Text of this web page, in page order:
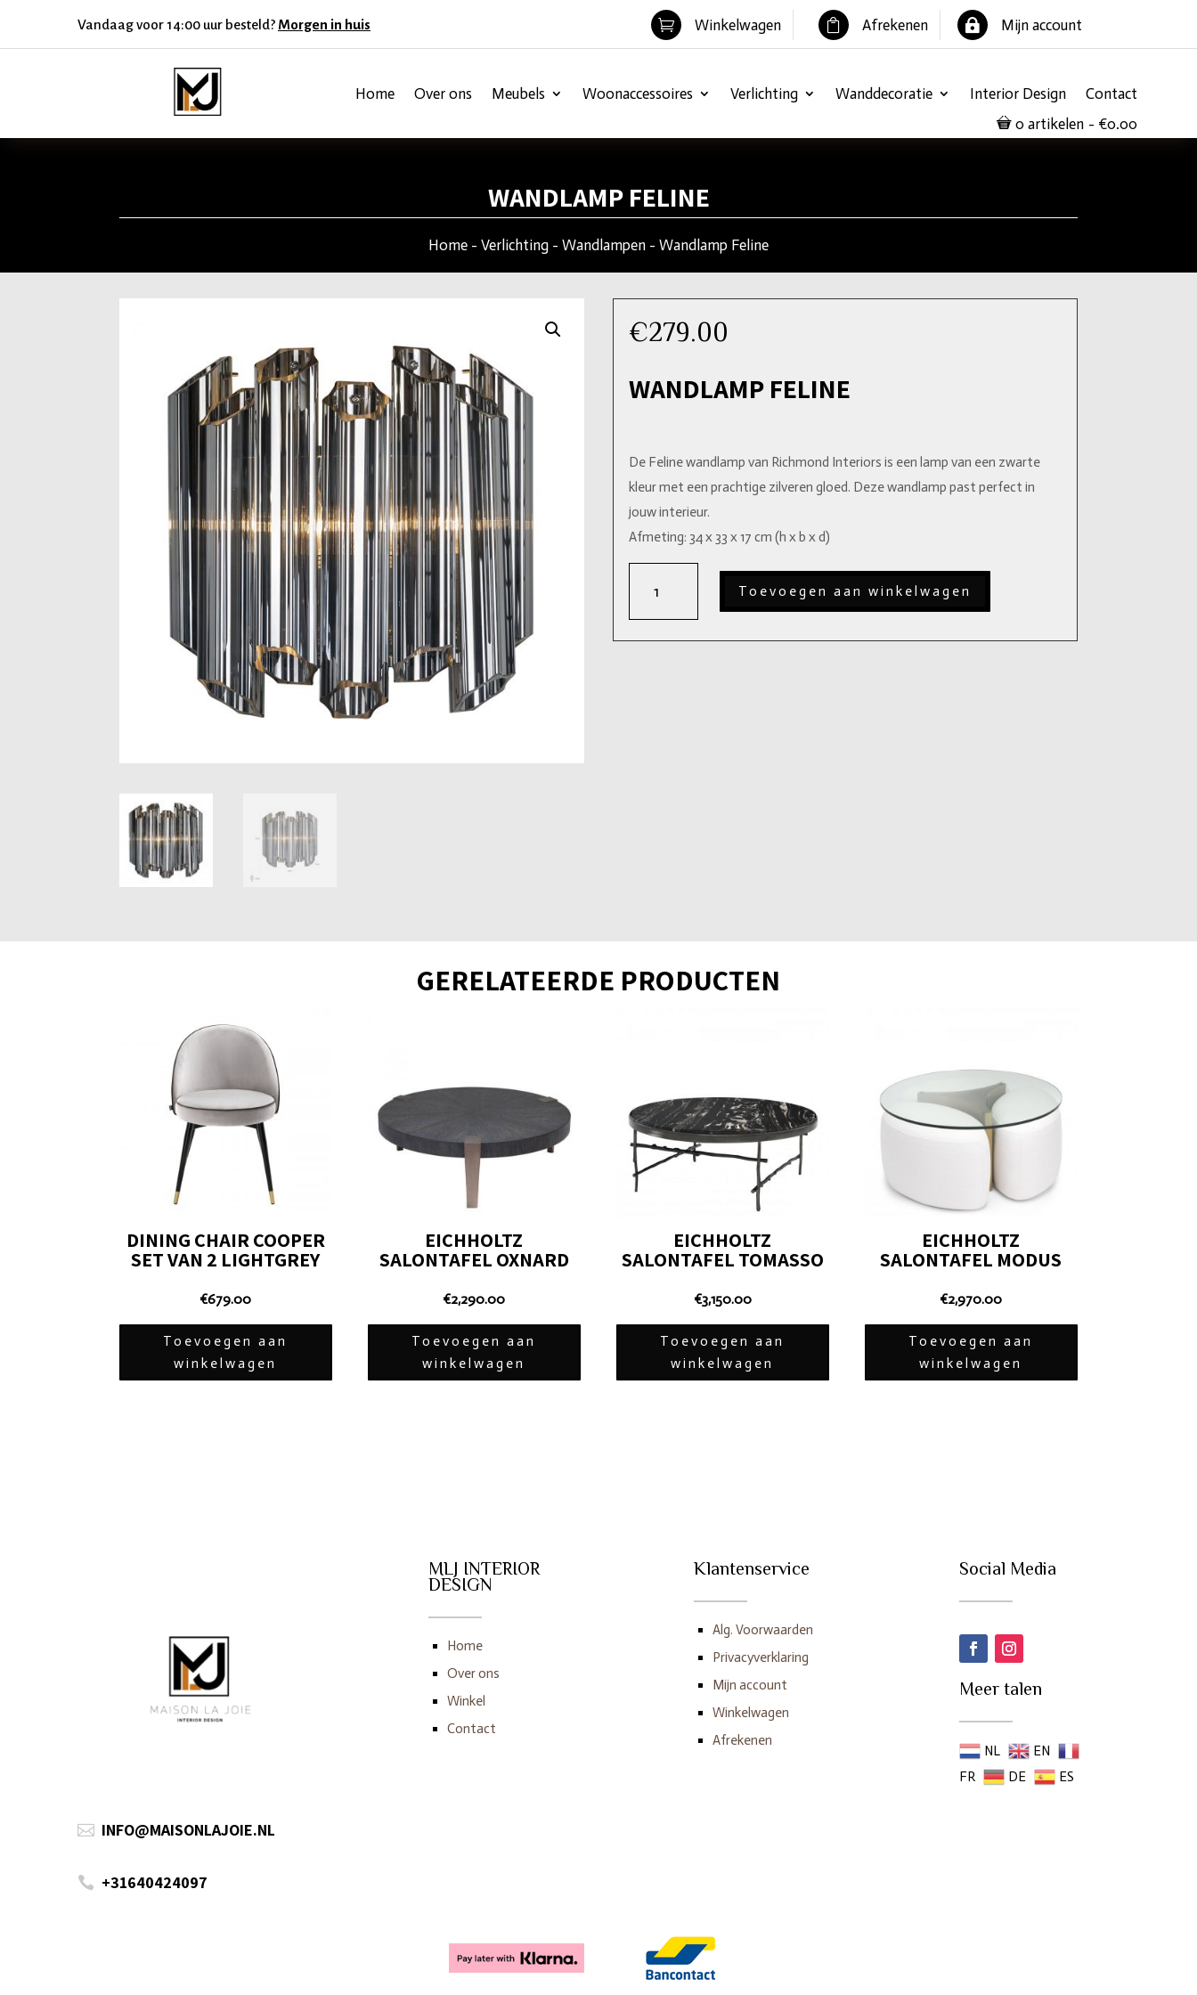
Vandaag voor 14:00 uur besteld? Morgen in huis  Winkelwagen  Afrekenen  Mijn account
Home Over ons Meubels Woonaccessoires Verlichting Wanddecoratie Interior Design
Contact
0 artikelen
€0.00
WANDLAMP FELINE
Home - Verlichting - Wandlampen - Wandlamp Feline
€279.00
WANDLAMP FELINE
De Feline wandlamp van Richmond Interiors is een lamp van een zwarte
kleur met een prachtige zilveren gloed. Deze wandlamp past perfect in
jouw interieur.
Afmeting: 34 x 33 x 17 cm (h x b x d)
Feline
aantal
Toevoegen aan winkelwagen
GERELATEERDE PRODUCTEN
DINING CHAIR COOPER
SET VAN 2 LIGHTGREY
€679.00
Toevoegen aan
winkelwagen
EICHHOLTZ
SALONTAFEL OXNARD
€2,290.00
Toevoegen aan
winkelwagen
EICHHOLTZ
SALONTAFEL TOMASSO
€3,150.00
Toevoegen aan
winkelwagen
EICHHOLTZ
SALONTAFEL MODUS
€2,970.00
Toevoegen aan
winkelwagen
 INFO@MAISONLAJOIE.NL
 +31640424097
MLJ INTERIOR
DESIGN
Home
Over ons
Winkel
Contact
Klantenservice
Alg. Voorwaarden
Privacyverklaring
Mijn account
Winkelwagen
Afrekenen
Social Media
Meer talen
NL
EN
FR
DE ES